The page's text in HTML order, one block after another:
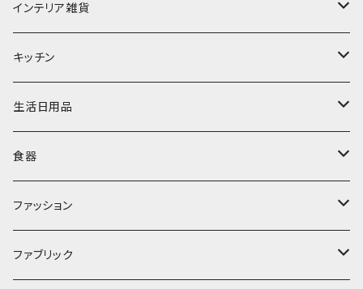
インテリア雑貨
置物・オブジェ
ミラー
ぬいぐるみ
時計
フラワーベース
キッチン
水筒・マグ
カトラリー
食器
その他
生活日用品
タオル・ハンカチ
キッチンクロス
その他
食器
コップ・マグカップ
プレート
ファッション
バッグ
ファブリック